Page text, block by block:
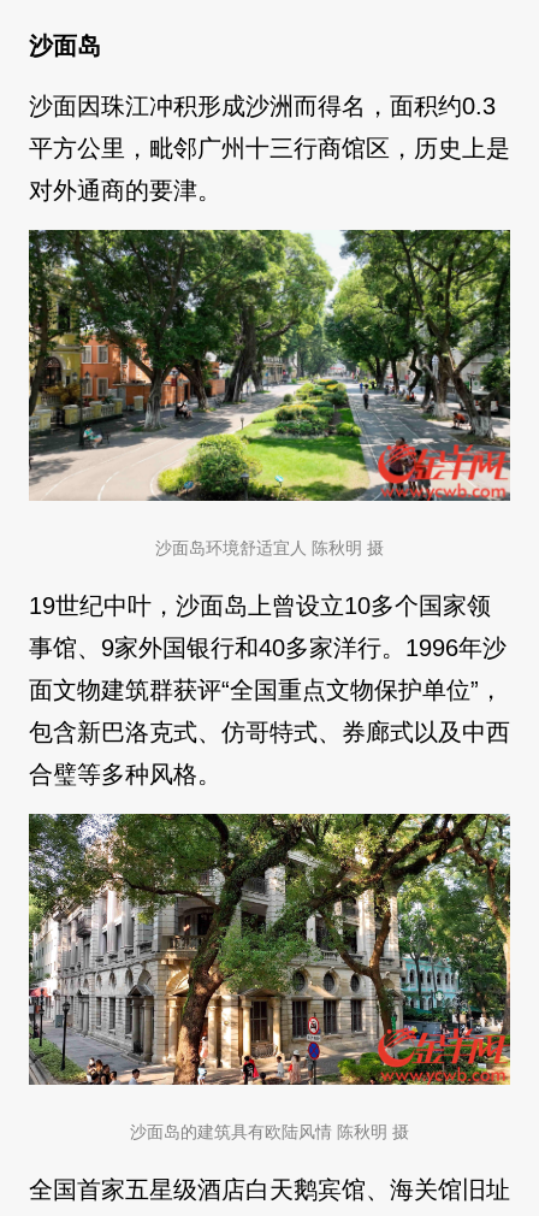
沙面岛
沙面因珠江冲积形成沙洲而得名，面积约0.3
平方公里，毗邻广州十三行商馆区，历史上是
对外通商的要津。
沙面岛环境舒适宜人 陈秋明 摄
19世纪中叶，沙面岛上曾设立10多个国家领
事馆、9家外国银行和40多家洋行。1996年沙
面文物建筑群获评“全国重点文物保护单位”，
包含新巴洛克式、仿哥特式、券廊式以及中西
合璧等多种风格。
沙面岛的建筑具有欧陆风情 陈秋明 摄
全国首家五星级酒店白天鹅宾馆、海关馆旧址